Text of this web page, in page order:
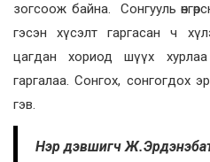
зогсоож байна. Сонгууль
гэсэн хүсэлт гаргасан ч
цагдан хориод шүүх
гаргалаа. Сонгох, сонгогдох
гэв.
Нэр дэвшигч